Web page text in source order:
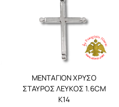
ΜΕΝΤΑΓΙΌΝ ΧΡΥΣΌ
ΣΤΑΥΡΌΣ ΛΕΥΚΌΣ 1.6CM
K14